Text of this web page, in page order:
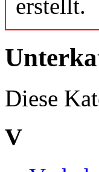
erstellt.
Diese
V